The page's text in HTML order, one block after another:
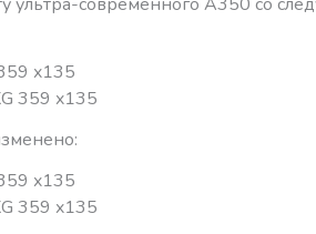
x135
359 x135
x135
359 x135